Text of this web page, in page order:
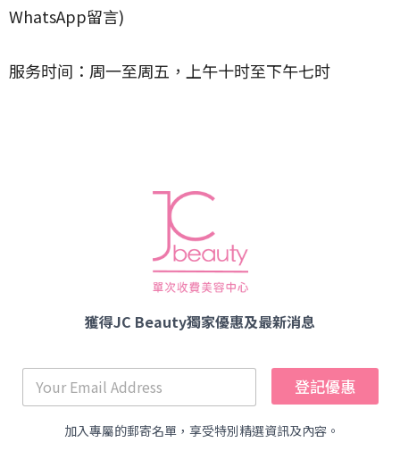
WhatsApp留言)
服务时间：周一至周五，上午十时至下午七时
獲得JC Beauty獨家優惠及最新消息
登記優惠
加入專屬的郵寄名單，享受特別精選資訊及內容。